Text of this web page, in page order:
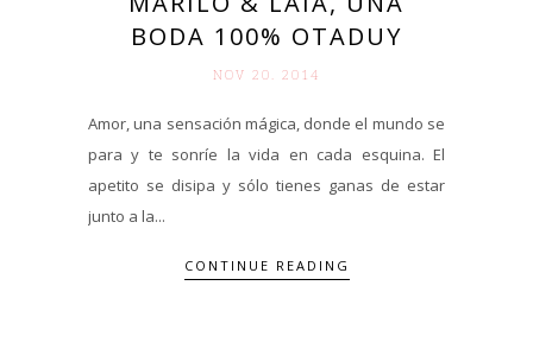
BODA 100% OTADUY
NOV 20. 2014
Amor, una sensación mágica, donde el mundo se
para y te sonríe la vida en cada esquina. El
apetito se disipa y sólo tienes ganas de estar
junto a la...
CONTINUE READING